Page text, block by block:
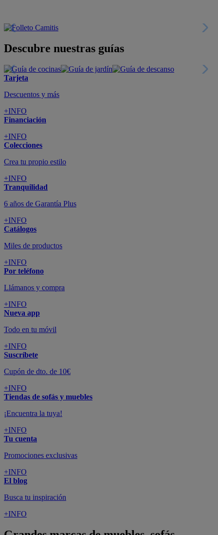
Descubre nuestras guías
Tarjeta
Descuentos y más
+INFO
Financiación
+INFO
Colecciones
Crea tu propio estilo
+INFO
Tranquilidad
6 años de Garantía Plus
+INFO
Catálogos
Miles de productos
+INFO
Por teléfono
Llámanos y compra
+INFO
Nueva app
Todo en tu móvil
+INFO
Suscríbete
Cupón de dto. de 10€
+INFO
Tiendas de sofás y muebles
¡Encuentra la tuya!
+INFO
Tu cuenta
Promociones exclusivas
+INFO
El blog
Busca tu inspiración
+INFO